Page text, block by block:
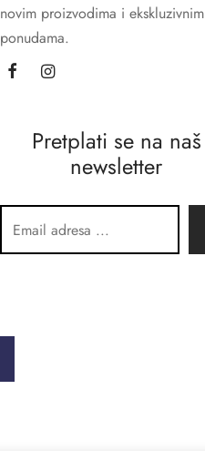
novim proizvodima i ekskluzivnim
ponudama.
Pretplati se na naš
newsletter